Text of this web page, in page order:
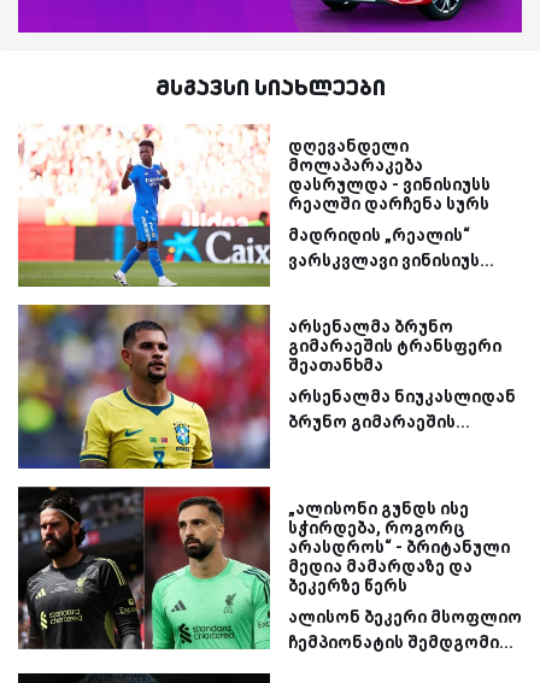
მსგავსი სიახლეები
დღევანდელი
მოლაპარაკება
დასრულდა - ვინისიუსს
რეალში დარჩენა სურს
მადრიდის „რეალის“
ვარსკვლავი ვინისიუს...
არსენალმა ბრუნო
გიმარაეშის ტრანსფერი
შეათანხმა
არსენალმა ნიუკასლიდან
ბრუნო გიმარაეშის...
„ალისონი გუნდს ისე
სჭირდება, როგორც
არასდროს“ - ბრიტანული
მედია მამარდაზე და
ბეკერზე წერს
ალისონ ბეკერი მსოფლიო
ჩემპიონატის შემდგომი...